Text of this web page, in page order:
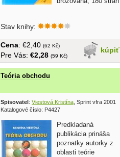
Stav knihy:
kúpiť
Cena: €2,40 (62 Kč)
Pre Vás: €2,28 (59 Kč)
Teória obchodu
Spisovatel: Viestová Kristína , Sprint vfra 2001
Katalogové číslo: P4427
Predkladaná
publikácia prináša
poznatky autorky z
oblasti teórie